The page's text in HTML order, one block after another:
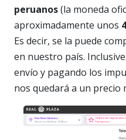
peruanos(la moneda
aproximadamente unos
Es decir, se la puede
en nuestro país.
envío y pagando los
nos quedará a un precio